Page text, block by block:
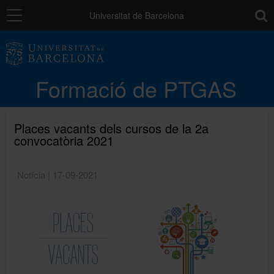
Navegació Universitat de Barcelona
Formació de PTGAS
Catàleg de la formació del PTGAS
Cursos a mida
Autoaprenentatge
Places vacants dels cursos de la 2a
convocatòria 2021
Notícia | 17-09-2021